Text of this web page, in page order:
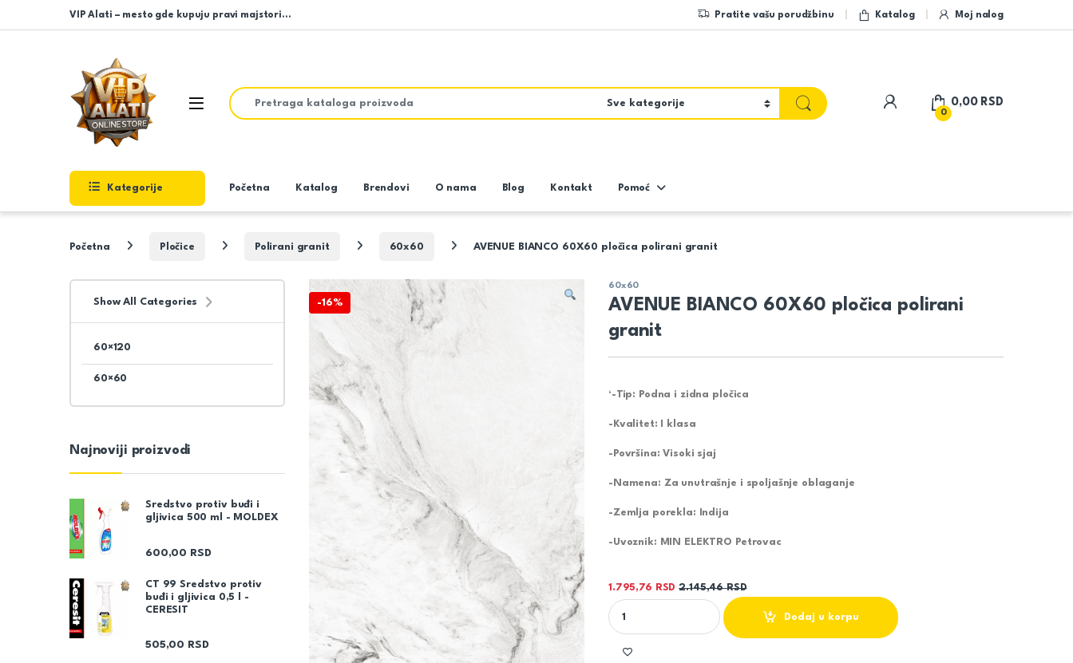
Skip to navigation
Skip to content
VIP Alati – mesto gde kupuju pravi majstori… Pratite vašu porudžbinu Katalog Moj nalog
Open
Search for:
My Account
0
0,00 RSD
Kategorije Početna Katalog Brendovi O nama Blog Kontakt Pomoć
Početna Pločice Polirani granit 60x60 AVENUE BIANCO 60X60 pločica polirani granit
-16%
60x60
AVENUE BIANCO 60X60 pločica polirani
granit
‘-Tip: Podna i zidna pločica
-Kvalitet: I klasa
-Površina: Visoki sjaj
-Namena: Za unutrašnje i spoljašnje oblaganje
-Zemlja porekla: Indija
-Uvoznik: MIN ELEKTRO Petrovac
1.795,76 RSD 2.145,46RSD
AVENUE BIANCO 60X60 pločica polirani granit quantity
Dodaj u korpu
Show All Categories
60×120
60×60
Najnoviji proizvodi
Sredstvo protiv buđi i
gljivica 500 ml - MOLDEX
600,00 RSD
CT 99 Sredstvo protiv
buđi i gljivica 0,5 l -
CERESIT
505,00 RSD